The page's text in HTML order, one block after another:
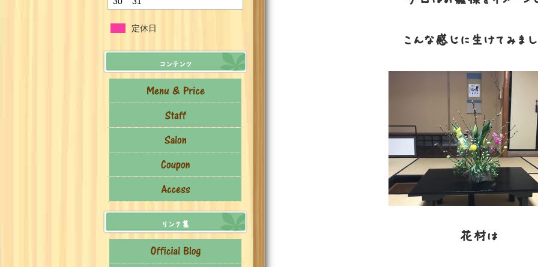
こんな感じに生けてみまし
花材は
定休日
コンテンツ
リンク集